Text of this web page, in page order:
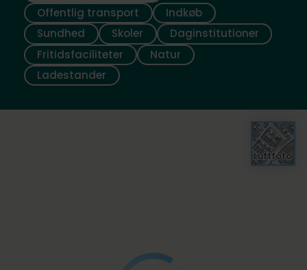
Offentlig transport
Indkøb
Sundhed
Skoler
Daginstitutioner
Fritidsfaciliteter
Natur
Ladestander
Luftfoto